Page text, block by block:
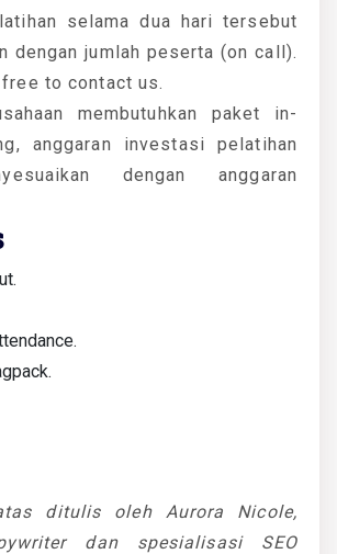
selama dua hari tersebut
dengan jumlah peserta (on call).
to contact us.
membutuhkan paket in-
anggaran investasi pelatihan
dengan anggaran
ditulis oleh Aurora Nicole,
dan spesialisasi SEO